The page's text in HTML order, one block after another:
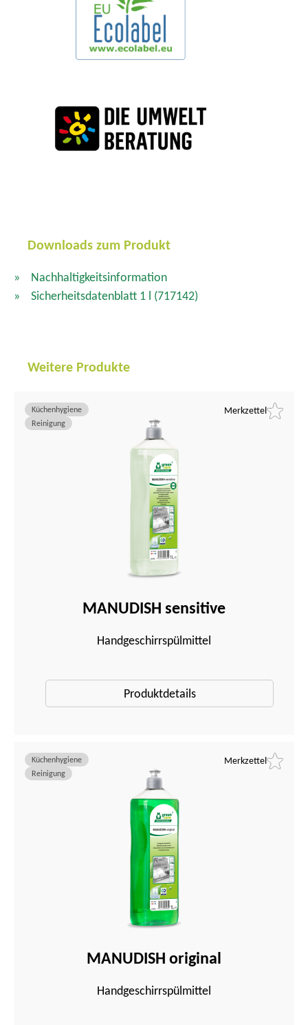
Downloads zum Produkt
Nachhaltigkeitsinformation
Sicherheitsdatenblatt 1 l (717142)
Weitere Produkte
Merkzettel
MANUDISH sensitive
Handgeschirrspülmittel
Küchenhygiene
Reinigung
Produktdetails
Merkzettel
MANUDISH original
Handgeschirrspülmittel
Küchenhygiene
Reinigung